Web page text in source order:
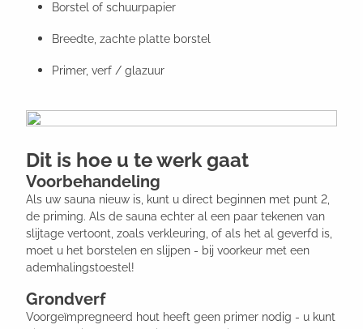
Borstel of schuurpapier
Breedte, zachte platte borstel
Primer, verf / glazuur
Dit is hoe u te werk gaat
Voorbehandeling
Als uw sauna nieuw is, kunt u direct beginnen met punt 2,
de priming. Als de sauna echter al een paar tekenen van
slijtage vertoont, zoals verkleuring, of als het al geverfd is,
moet u het borstelen en slijpen - bij voorkeur met een
ademhalingstoestel!
Grondverf
Voorgeïmpregneerd hout heeft geen primer nodig - u kunt